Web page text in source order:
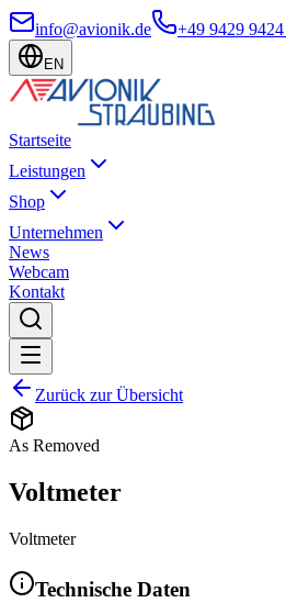
info@avionik.de +49 9429
EN
Startseite
Leistungen
Shop
Unternehmen
News
Webcam
Kontakt
Zurück zur Übersicht
As Removed
Voltmeter
Voltmeter
Technische Daten